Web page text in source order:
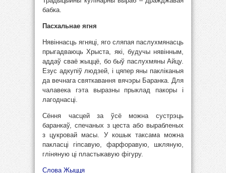
бабка.
Пасхальнае ягня
Нявіннасць ягняці, яго сляпая паслухмянасць
прыгадваюць Хрыста, які, будучы нявінным,
аддаў сваё жыццё, бо быў паслухмяны Айцу.
Езус адкупіў людзей, і цяпер яны пакліканыя
да вечнага святкавання вячэры Баранка. Для
чалавека гэта выразны прыклад пакоры і
лагоднасці.
Сёння часцей за ўсё можна сустрэць
баранкаў, спечаных з цеста або вырабленых
з цукровай масы. У кошык таксама можна
пакласці гіпсавую, фарфоравую, шкляную,
гліняную ці пластыкавую фігуру.
Слова Жыцця